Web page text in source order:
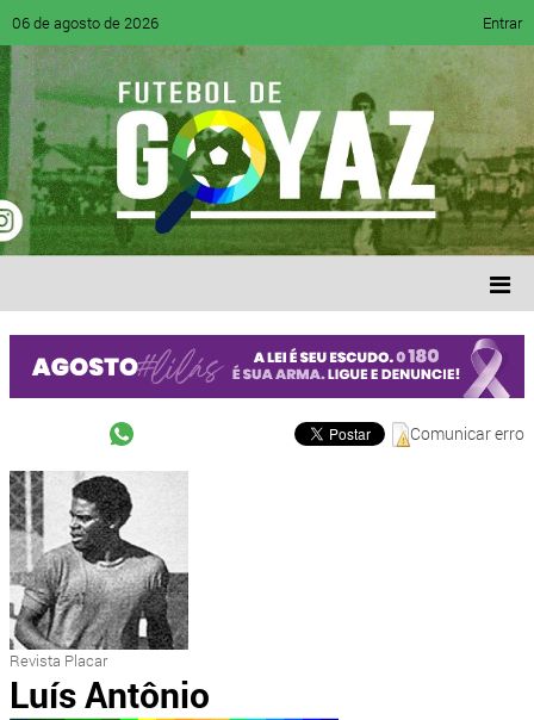
06 de agosto de 2026 Entrar
Comunicar erro
Revista Placar
Luís Antônio